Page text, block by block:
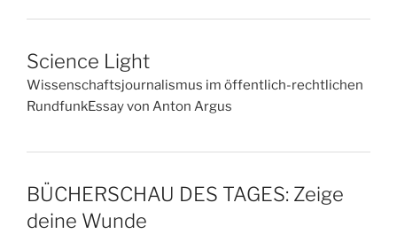
Science Light
Wissenschaftsjournalismus im öffentlich-rechtlichen
RundfunkEssay von Anton Argus
BÜCHERSCHAU DES TAGES: Zeige
deine Wunde